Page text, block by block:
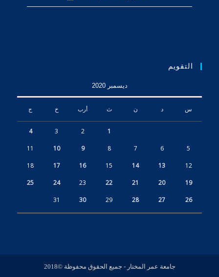
التقويم
ديسمبر 2020
س د ن ث أرب خ ج
1
2
3
4
5
6
7
8
9
10
11
12
13
14
15
16
17
18
19
20
21
22
23
24
25
26
27
28
29
30
31
جامعة عمر المختار - جميع الحقوق محفوظة ©2018